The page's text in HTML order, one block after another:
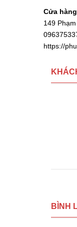
Cửa
149
https://
BÌNH